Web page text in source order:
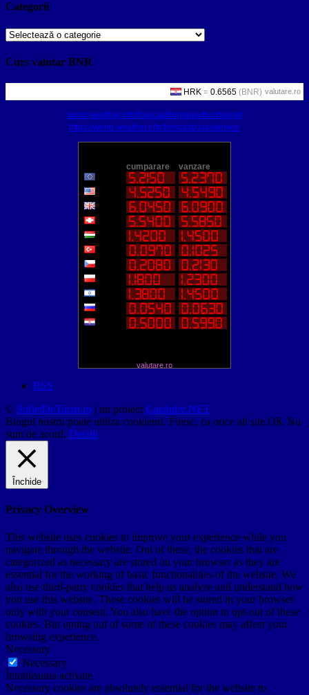
Categorii
Categorii
Curs valutar BNR
valutare.ro
world-weather.info/forecast/romania/bucharest/
https://world-weather.info/forecast/usa/denver/
valutare.ro
RSS
© SufletDeTurist.ro | un proiect Gazduire.NET
Blogul nostru poate utiliza cookieuri. Firesc, ca orice alt site.OK Nu
sunt de acord. Detalii
Închide
Privacy Overview
This website uses cookies to improve your experience while you
navigate through the website. Out of these, the cookies that are
categorized as necessary are stored on your browser as they are
essential for the working of basic functionalities of the website. We
also use third-party cookies that help us analyze and understand how
you use this website. These cookies will be stored in your browser
only with your consent. You also have the option to opt-out of these
cookies. But opting out of some of these cookies may affect your
browsing experience.
Necessary
Necessary
Întotdeauna activate
Necessary cookies are absolutely essential for the website to